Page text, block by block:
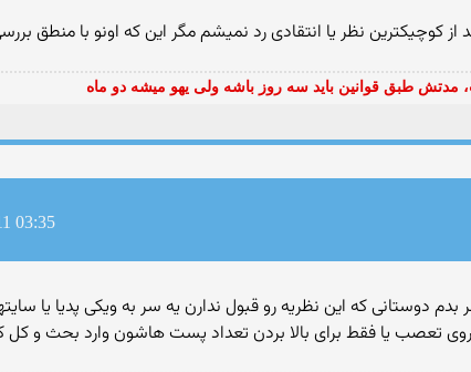
از كوچیكترین نظر یا انتقادی رد نمیشم مگر این كه اونو با منطق
مدتش طبق قوانین باید سه روز باشه ولی یهو میشه دو ماه
03:35
دوستانی كه این نظریه رو قبول ندارن یه سر به ویكی پدیا یا
روی تعصب یا فقط برای بالا بردن تعداد پست هاشون وارد بحث و